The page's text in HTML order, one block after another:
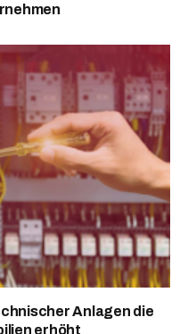
Anlagen die
erhöht